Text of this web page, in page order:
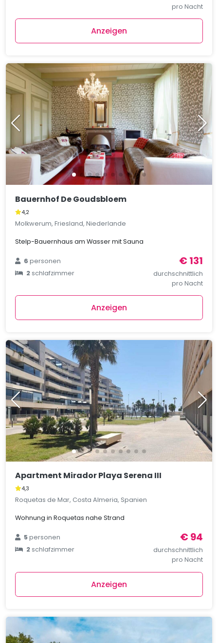
pro Nacht
Anzeigen
Bauernhof De Goudsbloem
4,2
Molkwerum, Friesland, Niederlande
Stelp-Bauernhaus am Wasser mit Sauna
6personen
2schlafzimmer
€ 131
durchschnittlich
pro Nacht
Anzeigen
Apartment Mirador Playa Serena III
4,3
Roquetas de Mar, Costa Almeria, Spanien
Wohnung in Roquetas nahe Strand
5personen
2schlafzimmer
€ 94
durchschnittlich
pro Nacht
Anzeigen